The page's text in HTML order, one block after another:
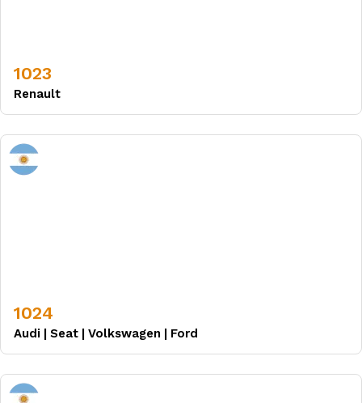
1023
Renault
1024
Audi | Seat | Volkswagen | Ford